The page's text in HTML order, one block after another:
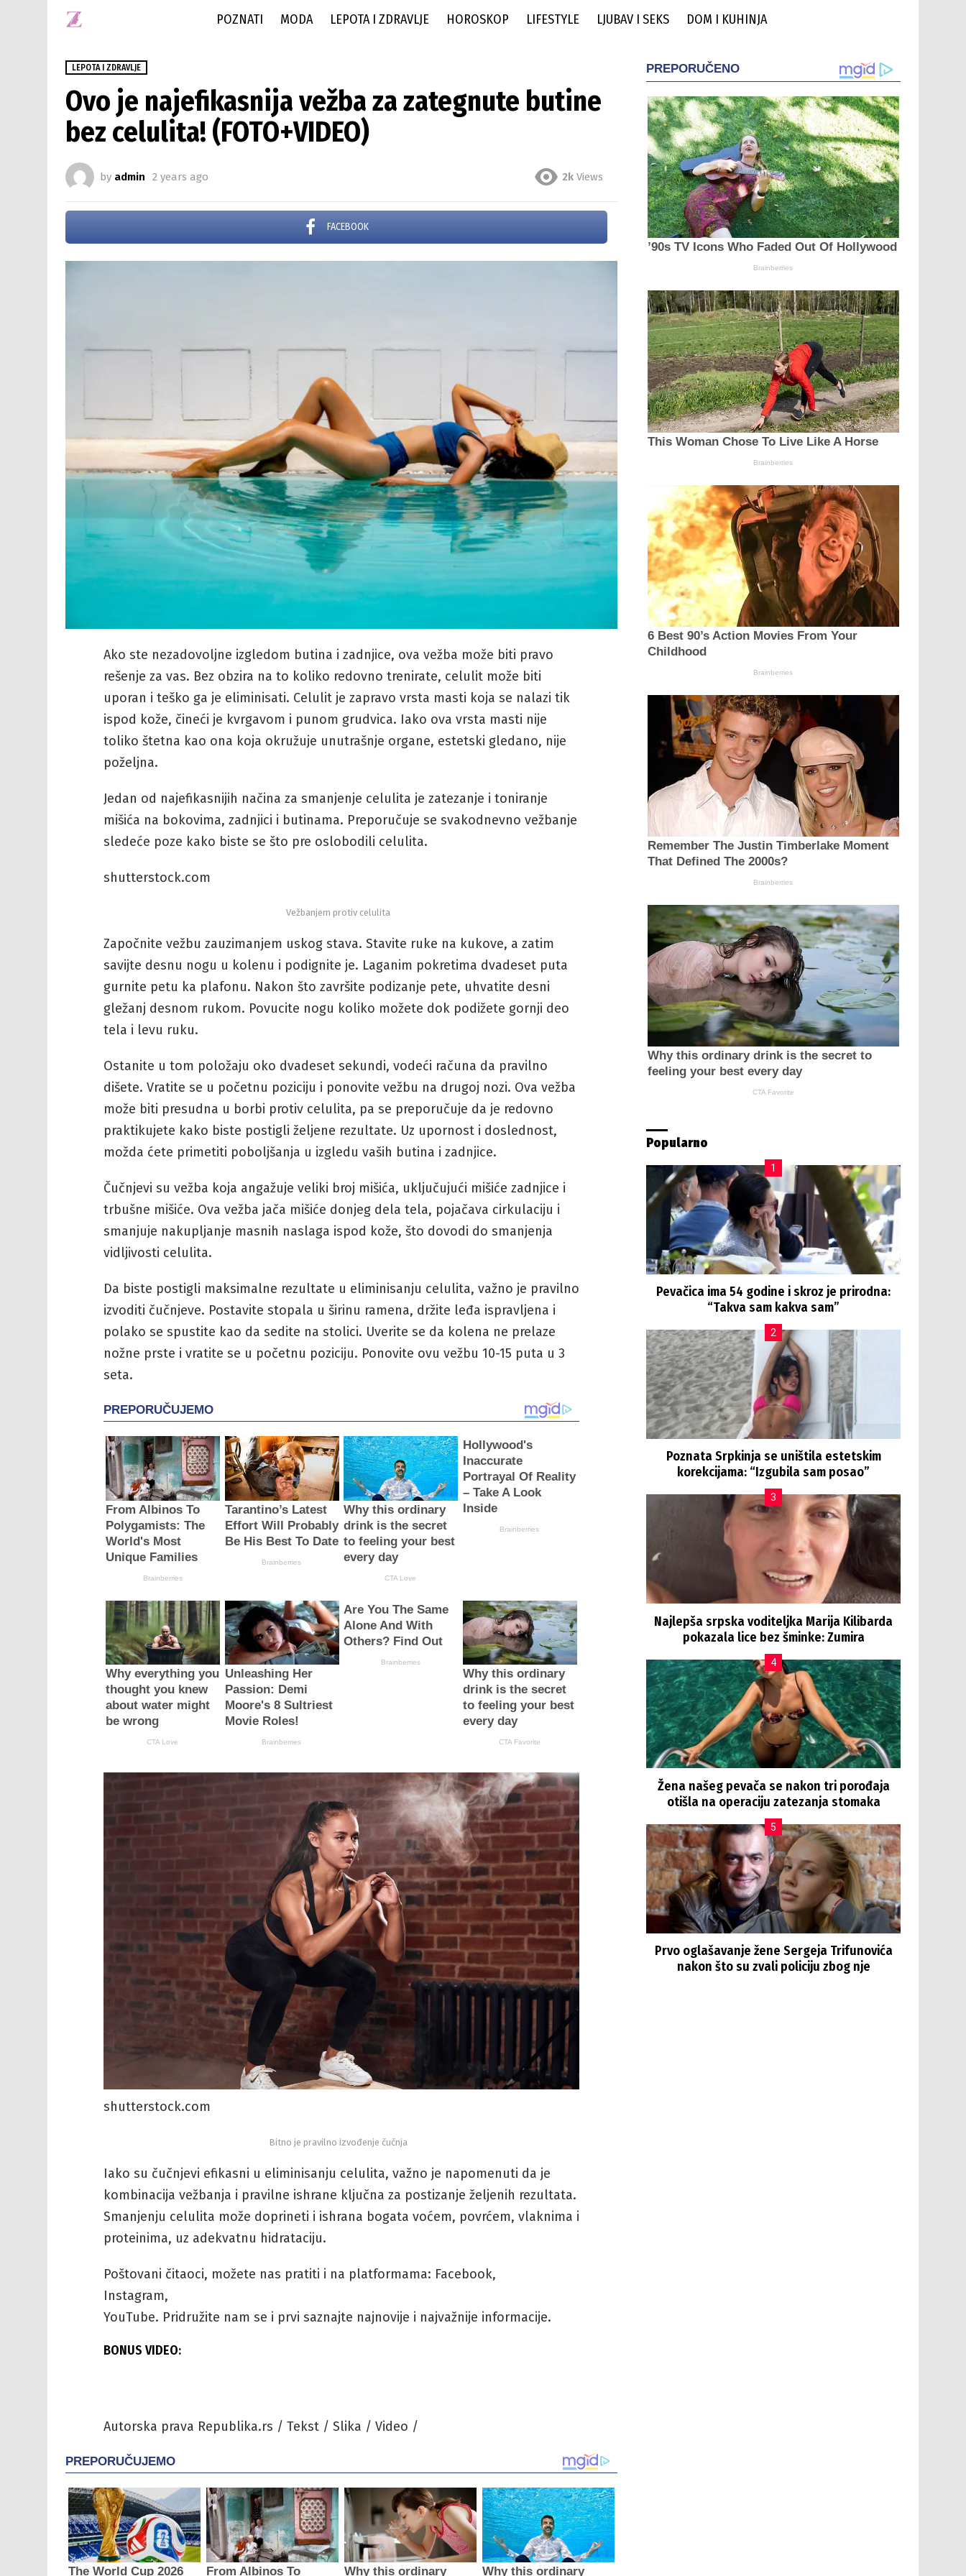
POZNATI MODA LEPOTA I ZDRAVLJE HOROSKOP LIFESTYLE LJUBAV I SEKS DOM I KUHINJA
LEPOTA I ZDRAVLJE
Ovo je najefikasnija vežba za zategnute butine
bez celulita! (FOTO+VIDEO)
by admin 2 years ago 2k Views
FACEBOOK
Ako ste nezadovoljne izgledom butina i zadnjice, ova vežba može biti pravo
rešenje za vas. Bez obzira na to koliko redovno trenirate, celulit može biti
uporan i teško ga je eliminisati. Celulit je zapravo vrsta masti koja se nalazi tik
ispod kože, čineći je kvrgavom i punom grudvica. Iako ova vrsta masti nije
toliko štetna kao ona koja okružuje unutrašnje organe, estetski gledano, nije
poželjna.
Jedan od najefikasnijih načina za smanjenje celulita je zatezanje i toniranje
mišića na bokovima, zadnjici i butinama. Preporučuje se svakodnevno vežbanje
sledeće poze kako biste se što pre oslobodili celulita.
shutterstock.com
Vežbanjem protiv celulita
Započnite vežbu zauzimanjem uskog stava. Stavite ruke na kukove, a zatim
savijte desnu nogu u kolenu i podignite je. Laganim pokretima dvadeset puta
gurnite petu ka plafonu. Nakon što završite podizanje pete, uhvatite desni
gležanj desnom rukom. Povucite nogu koliko možete dok podižete gornji deo
tela i levu ruku.
Ostanite u tom položaju oko dvadeset sekundi, vodeći računa da pravilno
dišete. Vratite se u početnu poziciju i ponovite vežbu na drugoj nozi. Ova vežba
može biti presudna u borbi protiv celulita, pa se preporučuje da je redovno
praktikujete kako biste postigli željene rezultate. Uz upornost i doslednost,
možda ćete primetiti poboljšanja u izgledu vaših butina i zadnjice.
Čučnjevi su vežba koja angažuje veliki broj mišića, uključujući mišiće zadnjice i
trbušne mišiće. Ova vežba jača mišiće donjeg dela tela, pojačava cirkulaciju i
smanjuje nakupljanje masnih naslaga ispod kože, što dovodi do smanjenja
vidljivosti celulita.
Da biste postigli maksimalne rezultate u eliminisanju celulita, važno je pravilno
izvoditi čučnjeve. Postavite stopala u širinu ramena, držite leđa ispravljena i
polako se spustite kao da sedite na stolici. Uverite se da kolena ne prelaze
nožne prste i vratite se u početnu poziciju. Ponovite ovu vežbu 10-15 puta u 3
seta.
shutterstock.com
Bitno je pravilno izvođenje čučnja
Iako su čučnjevi efikasni u eliminisanju celulita, važno je napomenuti da je
kombinacija vežbanja i pravilne ishrane ključna za postizanje željenih rezultata.
Smanjenju celulita može doprineti i ishrana bogata voćem, povrćem, vlaknima i
proteinima, uz adekvatnu hidrataciju.
Poštovani čitaoci, možete nas pratiti i na platformama: Facebook,
Instagram,
YouTube. Pridružite nam se i prvi saznajte najnovije i najvažnije informacije.
BONUS VIDEO:
Autorska prava Republika.rs / Tekst / Slika / Video /
Popularno
Pevačica ima 54 godine i skroz je prirodna:
“Takva sam kakva sam”
Poznata Srpkinja se uništila estetskim
korekcijama: “Izgubila sam posao”
Najlepša srpska voditeljka Marija Kilibarda
pokazala lice bez šminke: Zumira
Žena našeg pevača se nakon tri porođaja
otišla na operaciju zatezanja stomaka
Prvo oglašavanje žene Sergeja Trifunovića
nakon što su zvali policiju zbog nje